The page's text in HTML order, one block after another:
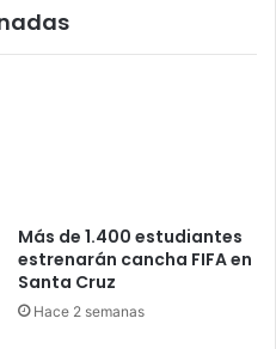
Más de 1.400 estudiantes
estrenarán cancha FIFA en
Santa Cruz
Hace 2 semanas